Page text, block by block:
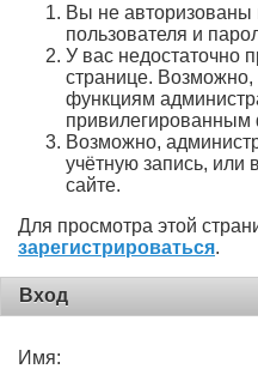
Вы не авторизованы
пользователя и
У вас недостаточно
странице. Возможно,
функциям
привилегированным
Возможно,
учётную запись, или
сайте.
Для просмотра этой
зарегистрироваться.
Вход
Имя: